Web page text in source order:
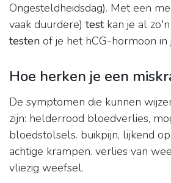
Ongesteldheidsdag). Met een
vaak duurdere) testkan je al
testen of je het hCG-hormoon
Hoe herken je een
De symptomen die kunnen
zijn: helderrood bloedverlies,
bloedstolsels. buikpijn, lijkend
achtige krampen. verlies van
vliezig weefsel.